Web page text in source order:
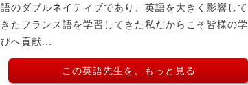
語のダブルネイティブであり、英語を大きく影響して
きたフランス語を学習してきた私だからこそ皆様の学
びへ貢献...
この英語先生を、もっと見る